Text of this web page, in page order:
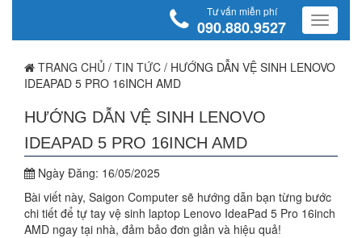
Tư vấn miễn phí
090.880.9527
TRANG CHỦ / TIN TỨC / HƯỚNG DẪN VỆ SINH LENOVO
IDEAPAD 5 PRO 16INCH AMD
HƯỚNG DẪN VỆ SINH LENOVO
IDEAPAD 5 PRO 16INCH AMD
Ngày Đăng: 16/05/2025
Bài viết này, Saigon Computer sẽ hướng dẫn bạn từng bước
chi tiết để tự tay vệ sinh laptop Lenovo IdeaPad 5 Pro 16inch
AMD ngay tại nhà, đảm bảo đơn giản và hiệu quả!